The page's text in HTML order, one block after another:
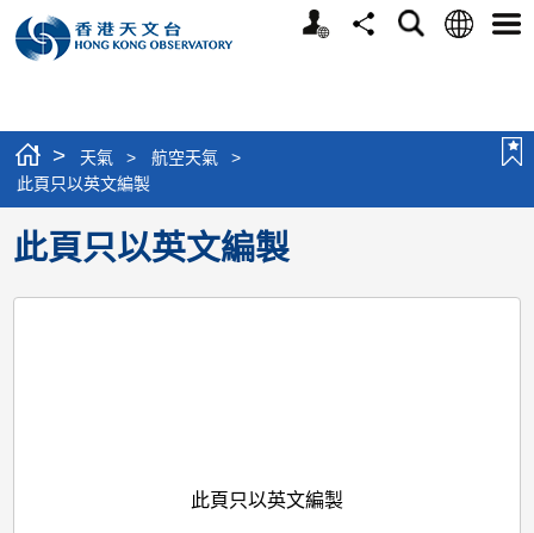
個
分
搜
語
選
> 天氣 > 航空天氣
>
此頁只以英文編製
此頁只以英文編製
此頁只以英文編製